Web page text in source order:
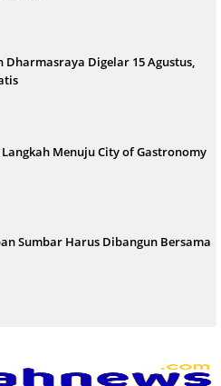
Dharmasraya Digelar 15 Agustus,
Menuju City of Gastronomy
Sumbar Harus Dibangun Bersama